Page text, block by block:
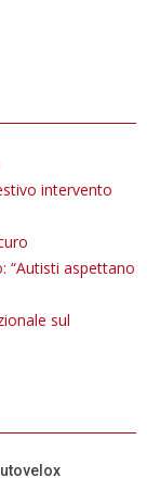
intervento
“Autisti aspettano
sul